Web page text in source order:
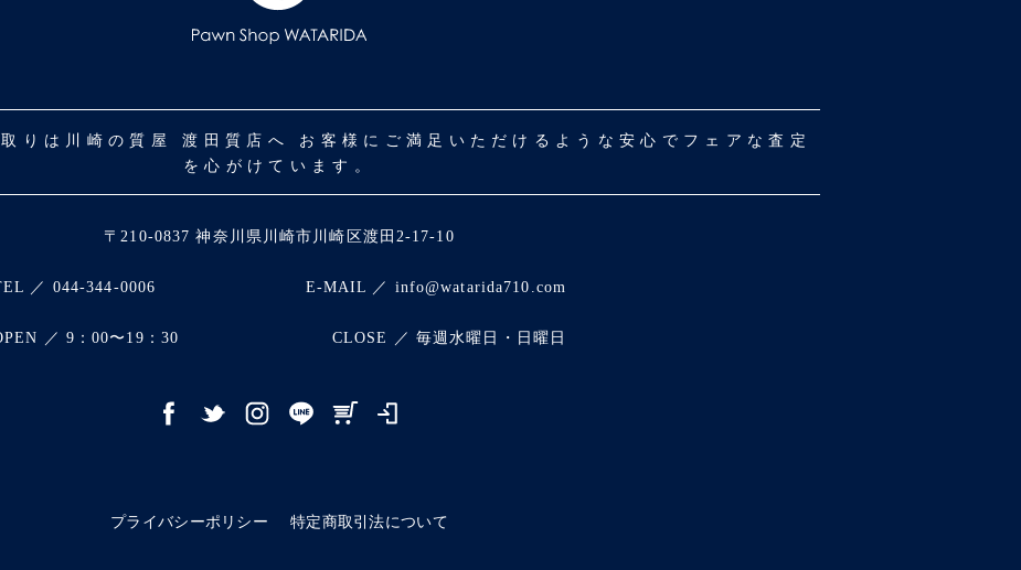
りは川崎の質屋 渡田質店へ お客様にご満足いただけるような安心でフェアな査定
を心がけています。
〒210-0837 神奈川県川崎市川崎区渡田2-17-10
／ 044-344-0006 E-MAIL ／ info@watarida710.com
／ 9：00〜19：30 CLOSE ／ 毎週水曜日・日曜日
プライバシーポリシー 特定商取引法について